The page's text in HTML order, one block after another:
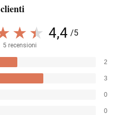
4,4 /5
5 recensioni
2
3
0
0